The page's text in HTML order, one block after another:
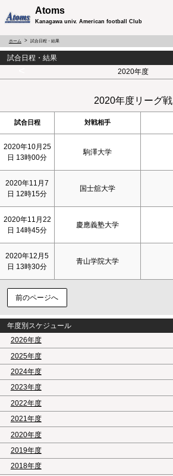
Atoms
Kanagawa univ. American football Club
ホーム 試合日程・結果
試合日程・結果
2020年度
2020年度リーグ戦
試合日程 対戦相手
2020年10月25
日 13時00分
駒澤大学
2020年11月7
日 12時15分
国士舘大学
2020年11月22
日 14時45分
慶應義塾大学
2020年12月5
日 13時30分
青山学院大学
前のページへ
年度別スケジュール
2026年度
2025年度
2024年度
2023年度
2022年度
2021年度
2020年度
2019年度
2018年度